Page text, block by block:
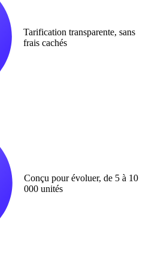
Tarification transparente, sans
frais cachés
Conçu pour évoluer, de 5 à 10
000 unités